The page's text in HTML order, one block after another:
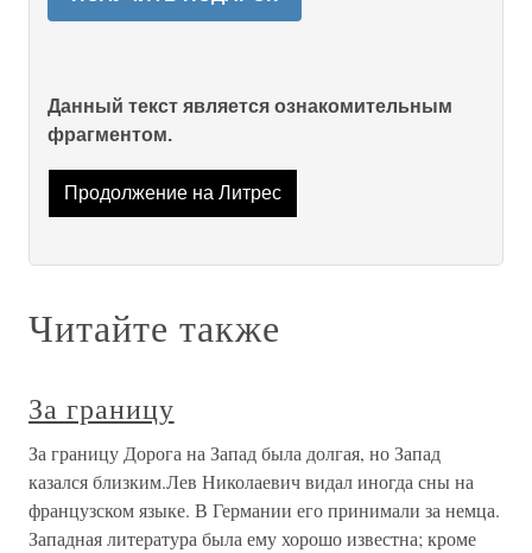
Данный текст является ознакомительным
фрагментом.
Продолжение на Литрес
Читайте также
За границу
За границу Дорога на Запад была долгая, но Запад
казался близким.Лев Николаевич видал иногда сны на
французском языке. В Германии его принимали за немца.
Западная литература была ему хорошо известна; кроме